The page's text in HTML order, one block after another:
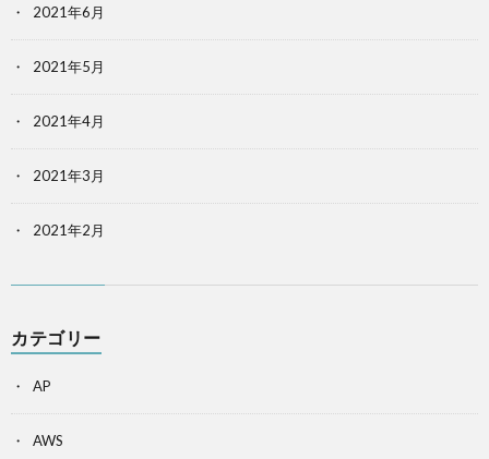
2021年6月
2021年5月
2021年4月
2021年3月
2021年2月
カテゴリー
AP
AWS